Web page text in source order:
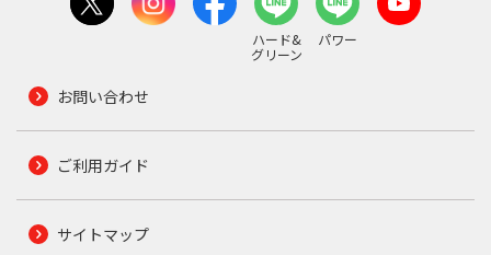
ハード&
グリーン
パワー
お問い合わせ
ご利用ガイド
サイトマップ